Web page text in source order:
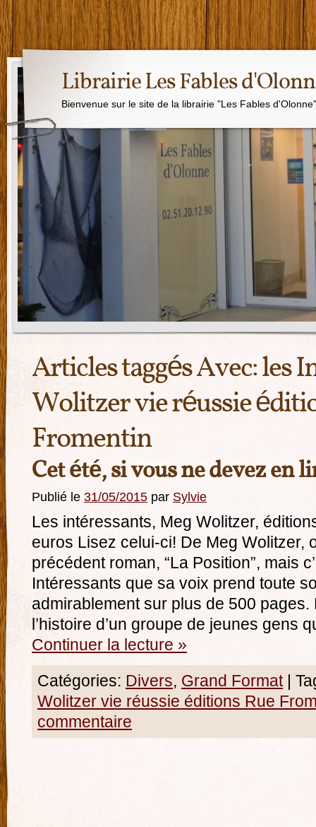
Librairie Les Fables
Bienvenue sur le site de la librairie "Les Fables
Articles taggés Avec:les
Wolitzer vie réussie
Fromentin
Cet été, si vous ne devez en
Publié le 31/05/2015 par Sylvie
Les intéressants, Meg Wolitzer,
euros Lisez celui-ci! De Meg Wolitzer,
précédent roman, “La Position”, mais
Intéressants que sa voix prend toute
admirablement sur plus de 500 pages.
l’histoire d’un groupe de jeunes gens
Continuer la lecture »
Catégories: Divers, Grand Format |
Wolitzer vie réussie éditions Rue
commentaire